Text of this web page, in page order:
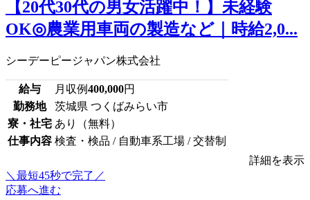
【20代30代の男女活躍中！】未経験
OK◎農業用車両の製造など｜時給2,0...
シーデーピージャパン株式会社
給与 月収例400,000円
勤務地
茨城県 つくばみらい市
寮・社宅 あり（無料）
仕事内容 検査・検品 / 自動車系工場 / 交替制
詳細を表示
＼最短45秒で完了／
応募へ進む